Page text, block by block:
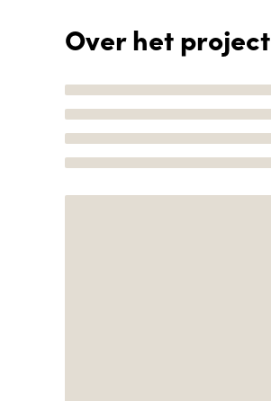
Over het project